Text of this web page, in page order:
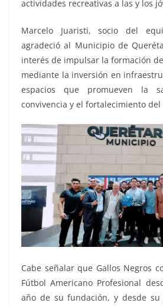
actividades recreativas a las y los
Marcelo Juaristi, socio del
agradeció al Municipio de
interés de impulsar la formación
mediante la inversión en
espacios que promueven la
convivencia y el fortalecimiento
Cabe señalar que Gallos Negros
Fútbol Americano Profesional
año de su fundación, y desde su